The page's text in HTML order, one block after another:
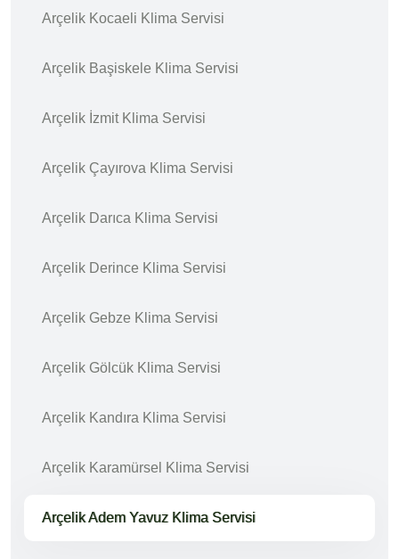
Arçelik Kocaeli Klima Servisi
Arçelik Başiskele Klima Servisi
Arçelik İzmit Klima Servisi
Arçelik Çayırova Klima Servisi
Arçelik Darıca Klima Servisi
Arçelik Derince Klima Servisi
Arçelik Gebze Klima Servisi
Arçelik Gölcük Klima Servisi
Arçelik Kandıra Klima Servisi
Arçelik Karamürsel Klima Servisi
Arçelik Adem Yavuz Klima Servisi